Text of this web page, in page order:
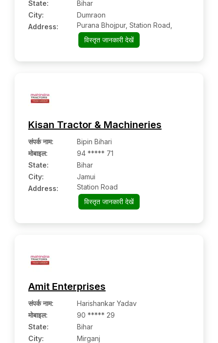
State:
Bihar
City:
Dumraon
Address:
Purana Bhojpur, Station Road,
विस्तृत जानकारी देखें
Kisan Tractor & Machineries
संपर्क नाम:
Bipin Bihari
मोबाइल:
94 ***** 71
State:
Bihar
City:
Jamui
Address:
Station Road
विस्तृत जानकारी देखें
Amit Enterprises
संपर्क नाम:
Harishankar Yadav
मोबाइल:
90 ***** 29
State:
Bihar
City:
Mirganj